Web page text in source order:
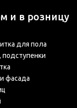
и в розницу
для пола
подступенки
фасада